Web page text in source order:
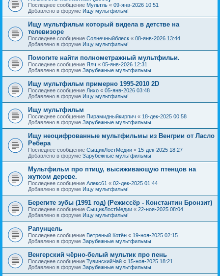
Последнее сообщение Мультль « 09-янв-2026 10:51
Добавлено в форуме Ищу мультфильм!
Ищу мультфильм который видела в детстве на
телевизоре
Последнее сообщение Солнечныйблеск « 08-янв-2026 13:44
Добавлено в форуме Ищу мультфильм!
Помогите найти полнометражный мультфильи.
Последнее сообщение Ялч « 05-янв-2026 12:31
Добавлено в форуме Зарубежные мультфильмы
Ищу мультфильм примерно 1995-2010 2D
Последнее сообщение Лихо « 05-янв-2026 03:48
Добавлено в форуме Ищу мультфильм!
Ищу мультфильм
Последнее сообщение Пирамидныйкирпич « 18-дек-2025 00:58
Добавлено в форуме Зарубежные мультфильмы
Ищу неоцифрованные мультфильмы из Венгрии от Ласло
Ребера
Последнее сообщение СыщикЛостМедии « 15-дек-2025 18:27
Добавлено в форуме Зарубежные мультфильмы
Мультфильм про птицу, высиживающую птенцов на
жутком дереве.
Последнее сообщение Алекс61 « 02-дек-2025 01:44
Добавлено в форуме Ищу мультфильм!
Берегите зубы (1991 год) (Режиссёр - Константин Бронзит)
Последнее сообщение СыщикЛостМедии « 22-ноя-2025 08:04
Добавлено в форуме Ищу мультфильм!
Рапунцель
Последнее сообщение Ветреный Котён « 19-ноя-2025 02:15
Добавлено в форуме Зарубежные мультфильмы
Венгерский чёрно-белый мультик про пень
Последнее сообщение ТувинскийЧай « 15-ноя-2025 18:21
Добавлено в форуме Зарубежные мультфильмы